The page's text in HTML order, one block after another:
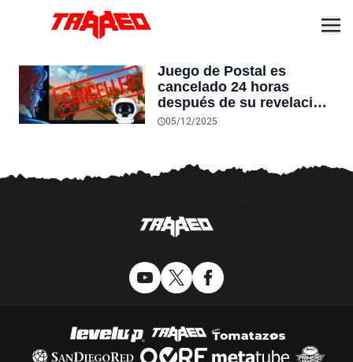
Juego de Postal es
cancelado 24 horas
después de su revelación
tras descubrir que
cierran su estudio
05/12/2025